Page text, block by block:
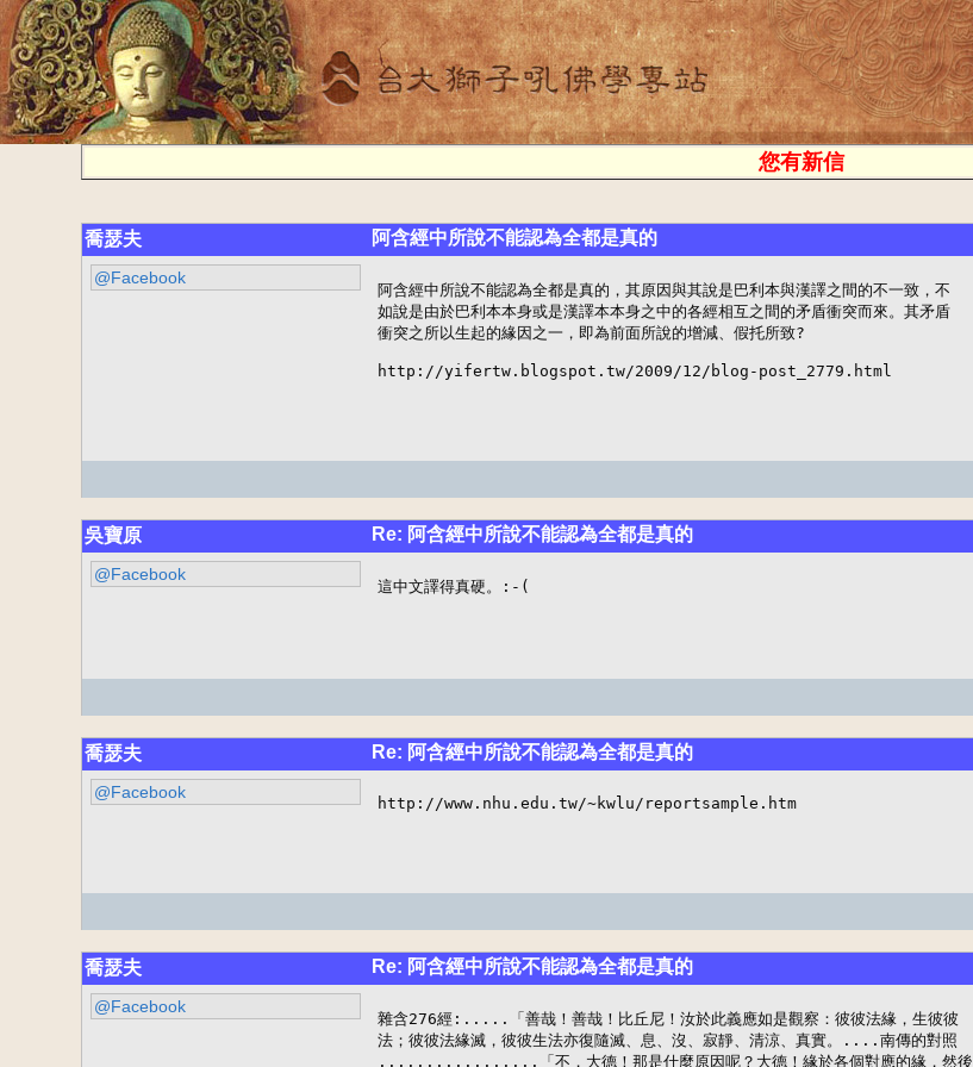
您有新信
喬瑟夫 阿含經中所說不能認為全都是真的
@Facebook
阿含經中所說不能認為全都是真的，其原因與其說是巴利本與漢譯之間的不一致，不
如說是由於巴利本本身或是漢譯本本身之中的各經相互之間的矛盾衝突而來。其矛盾
衝突之所以生起的緣因之一，即為前面所說的增減、假托所致?
http://yifertw.blogspot.tw/2009/12/blog-post_2779.html
吳寶原 Re: 阿含經中所說不能認為全都是真的
@Facebook
這中文譯得真硬。:-(
喬瑟夫 Re: 阿含經中所說不能認為全都是真的
@Facebook
http://www.nhu.edu.tw/~kwlu/reportsample.htm
喬瑟夫 Re: 阿含經中所說不能認為全都是真的
@Facebook
雜含276經:.....「善哉！善哉！比丘尼！汝於此義應如是觀察：彼彼法緣，生彼彼
法；彼彼法緣滅，彼彼生法亦復隨滅、息、沒、寂靜、清涼、真實。....南傳的對照
.................「不，大德！那是什麼原因呢？大德！緣於各個對應的緣，然後